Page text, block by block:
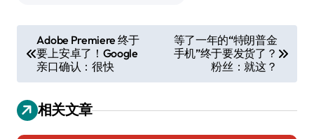
章
导
航
Adobe Premiere 终于
要上安卓了！Google
亲口确认：很快
等了一年的“特朗普金
手机”终于要发货了？
粉丝：就这？
相关文章